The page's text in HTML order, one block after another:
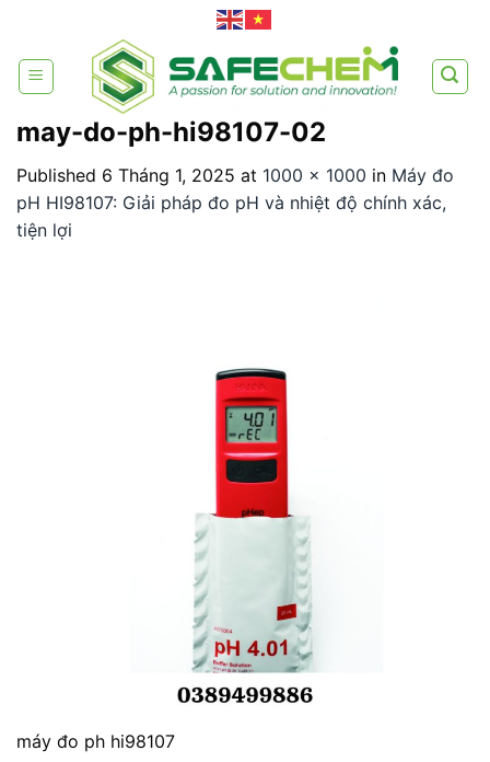
content
may-do-ph-hi98107-02
Published 6 Tháng 1, 2025 at 1000 × 1000 in Máy đo
pH HI98107: Giải pháp đo pH và nhiệt độ chính xác,
tiện lợi
máy đo ph hi98107